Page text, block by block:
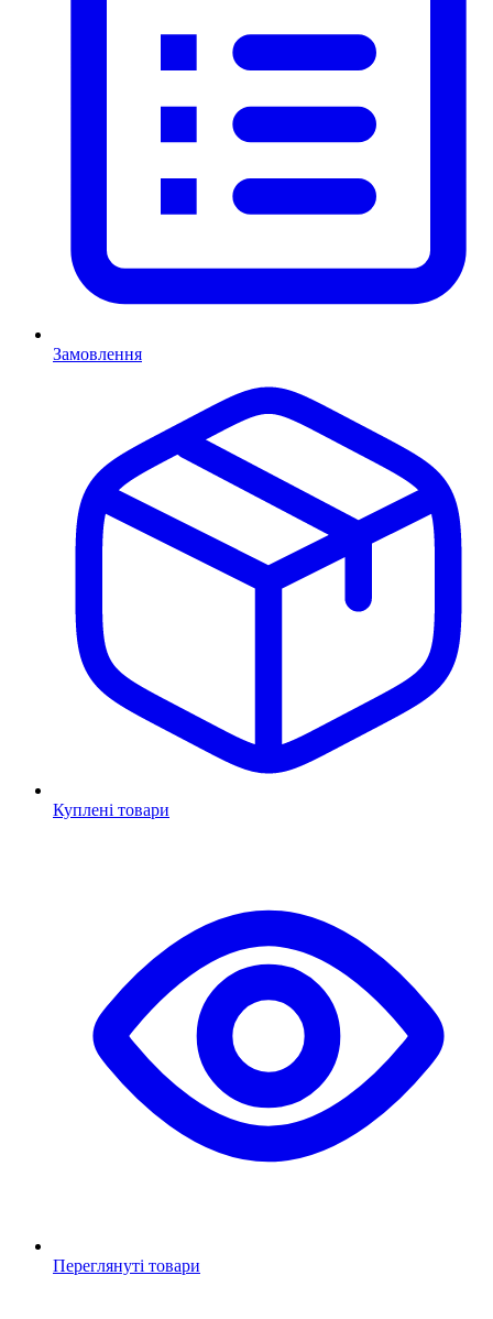
Замовлення
Куплені товари
Переглянуті товари